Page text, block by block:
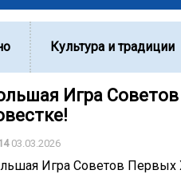
Культура и традиции
Игра
03.03.2026
Игра Советов Первых